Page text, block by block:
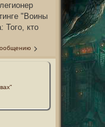
"Воины
Того, кто